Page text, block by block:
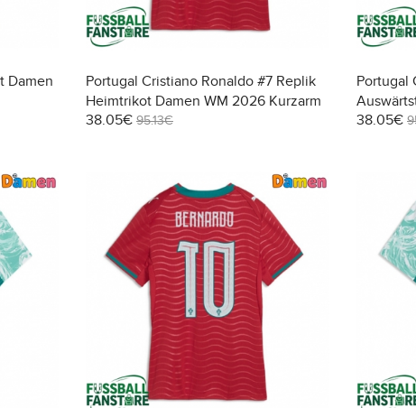
Damen
Portugal Cristiano Ronaldo #7 Replik
Heimtrikot Damen WM 2026 Kurzarm
38.05€ 95.13€
Portugal
Kurzarm
38.05€